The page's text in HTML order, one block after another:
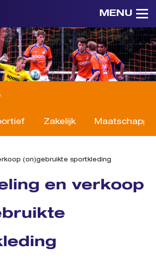
MENU
Zakelijk
(on)gebruikte sportkleding
en verkoop